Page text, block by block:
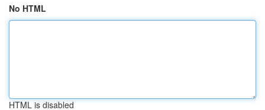
No HTML
HTML is disabled